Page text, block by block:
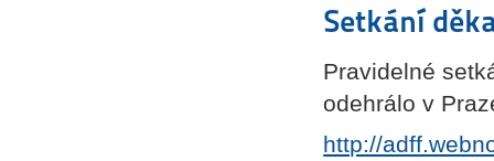
Setkání
Pravidelné
odehrálo v
http://